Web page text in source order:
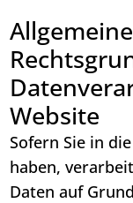
Website
Sofern Sie in
haben,
Daten auf